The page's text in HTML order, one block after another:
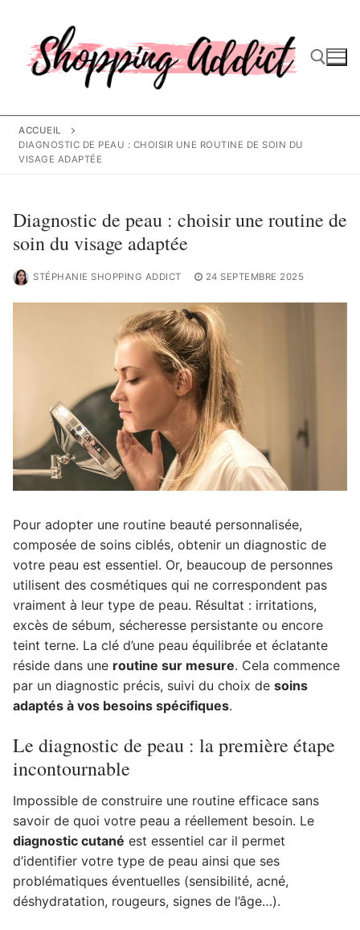
contenu
ACCUEIL
DIAGNOSTIC DE PEAU : CHOISIR UNE ROUTINE DE SOIN DU
VISAGE ADAPTÉE
Diagnostic de peau : choisir une routine de
soin du visage adaptée
STÉPHANIE SHOPPING ADDICT 24 SEPTEMBRE 2025
Pour adopter une routine beauté personnalisée,
composée de soins ciblés, obtenir un diagnostic de
votre peau est essentiel. Or, beaucoup de personnes
utilisent des cosmétiques qui ne correspondent pas
vraiment à leur type de peau. Résultat : irritations,
excès de sébum, sécheresse persistante ou encore
teint terne. La clé d’une peau équilibrée et éclatante
réside dans une routine sur mesure. Cela commence
par un diagnostic précis, suivi du choix de soins
adaptés à vos besoins spécifiques.
Le diagnostic de peau : la première étape
incontournable
Impossible de construire une routine efficace sans
savoir de quoi votre peau a réellement besoin. Le
diagnostic cutané est essentiel car il permet
d’identifier votre type de peau ainsi que ses
problématiques éventuelles (sensibilité, acné,
déshydratation, rougeurs, signes de l’âge…).